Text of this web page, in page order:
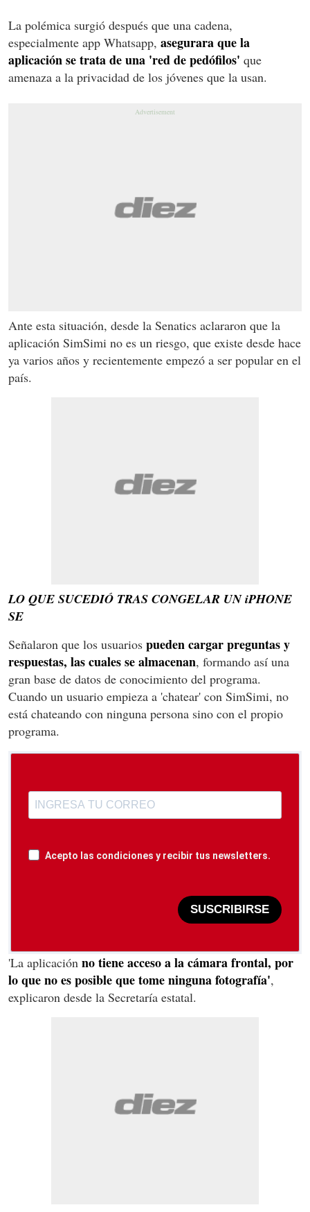
La polémica surgió después que una cadena,
especialmente app Whatsapp, asegurara que la
aplicación se trata de una 'red de pedófilos' que
amenaza a la privacidad de los jóvenes que la usan.
Ante esta situación, desde la Senatics aclararon que la
aplicación SimSimi no es un riesgo, que existe desde hace
ya varios años y recientemente empezó a ser popular en el
país.
LO QUE SUCEDIÓ TRAS CONGELAR UN iPHONE
SE
Señalaron que los usuarios pueden cargar preguntas y
respuestas, las cuales se almacenan, formando así una
gran base de datos de conocimiento del programa.
Cuando un usuario empieza a 'chatear' con SimSimi, no
está chateando con ninguna persona sino con el propio
programa.
Acepto las condiciones y recibir tus newsletters.
SUSCRIBIRSE
'La aplicación no tiene acceso a la cámara frontal, por
lo que no es posible que tome ninguna fotografía',
explicaron desde la Secretaría estatal.